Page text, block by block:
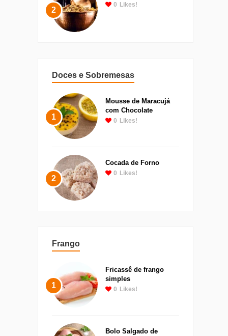
2
0 Likes!
Doces e Sobremesas
1
Mousse de Maracujá
com Chocolate
0 Likes!
2
Cocada de Forno
0 Likes!
Frango
1
Fricassê de frango
simples
0 Likes!
Bolo Salgado de